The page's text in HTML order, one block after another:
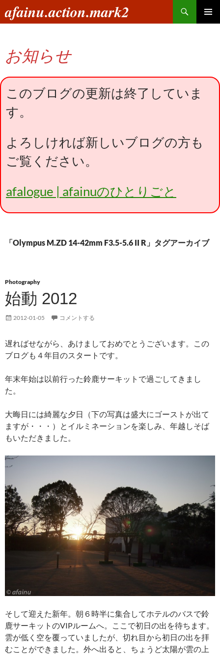
ン
へ
ス
キ
プ
afainu.action.mark2
索
お知らせ
このブログの更新は終了していま
す。
よろしければ新しいブログの方も
ご覧ください。
afalogue | afainuのひとりごと
「Olympus M.ZD 14-42mm F3.5-5.6 II R」タグアーカイブ
Photography
始動 2012
2012-01-05 コメントする
遅ればせながら、あけましておめでとうございます。この
ブログも４年目のスタートです。
年末年始は以前行った鈴鹿サーキットで過ごしてきまし
た。
大晦日には綺麗な夕日（下の写真は盛大にゴーストが出て
ますが・・・）とイルミネーションを楽しみ、年越しそば
もいただきました。
そして迎えた新年。朝６時半に集合してホテルのバスで鈴
鹿サーキットのVIPルームへ。ここで初日の出を待ちます。
雲が低く空を覆っていましたが、切れ目から初日の出を拝
むことができました。外へ出ると、ちょうど太陽が雲の上